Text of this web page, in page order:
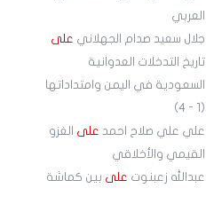
العربي
جلال سعيد صدام الجهلاني على
تاريخ التدخلات العدوانية
السعودية في اليمن وامتداداتها
(1 - 4)
علي علي صلاح احمد على
الغزو
القيمي والأخلاقي
عبدالله زعبنوت على بين كماشة